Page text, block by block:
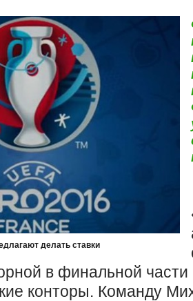
делать ставки
в ​​финальной
конторы. Команду